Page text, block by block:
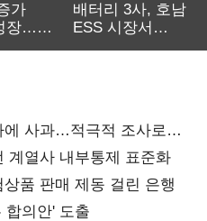
가
장…
배터리 3사, 호남
ESS 시장서
에 사과…적극적 조사로
계열사 내부통제 표준화
품 판매 제동 걸린 은행
합의안' 도출